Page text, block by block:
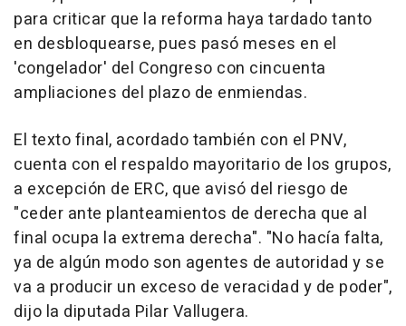
para criticar que la reforma haya tardado tanto
en desbloquearse, pues pasó meses en el
'congelador' del Congreso con cincuenta
ampliaciones del plazo de enmiendas.
El texto final, acordado también con el PNV,
cuenta con el respaldo mayoritario de los grupos,
a excepción de ERC, que avisó del riesgo de
"ceder ante planteamientos de derecha que al
final ocupa la extrema derecha". "No hacía falta,
ya de algún modo son agentes de autoridad y se
va a producir un exceso de veracidad y de poder",
dijo la diputada Pilar Vallugera.